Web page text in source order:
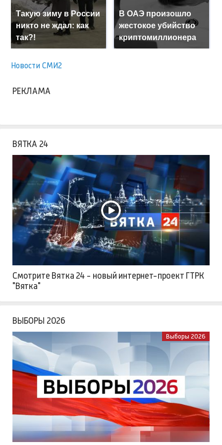
Такую зиму в России
никто не ждал: как
так?!
В ОАЭ произошло
жестокое убийство
криптомиллионера
Новости СМИ2
РЕКЛАМА
ВЯТКА 24
Смотрите Вятка 24 - новый интернет-проект ГТРК
"Вятка"
ВЫБОРЫ 2026
Выборы 2026